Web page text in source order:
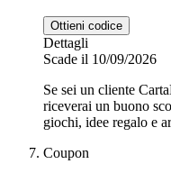
Ottieni codice
Dettagli
Scade il 10/09/2026
Se sei un cliente
riceverai un buono
giochi, idee regalo e
Coupon